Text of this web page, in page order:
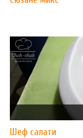
Шеф салати